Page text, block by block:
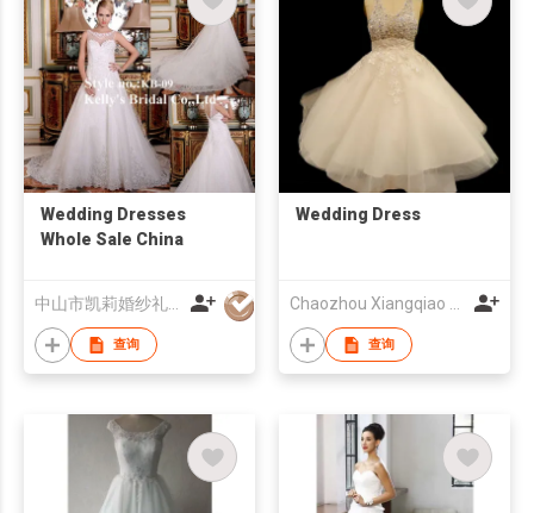
Wedding Dresses
Whole Sale China
中山市凯莉婚纱礼服有限公司
查询
Wedding Dress
Chaozhou Xiangqiao Tiancheng Garment Manufacturer
查询